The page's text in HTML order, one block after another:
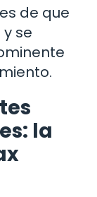
de que
se
la